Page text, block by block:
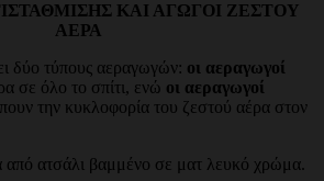
ΚΑΙ ΑΓΩΓΟΙ ΖΕΣΤΟΥ
ΑΕΡΑ
δύο τύπους αεραγωγών: οι αεραγωγοί
σε όλο το σπίτι, ενώ οι αεραγωγοί
την κυκλοφορία του ζεστού αέρα στον
από ατσάλι βαμμένο σε ματ λευκό χρώμα.